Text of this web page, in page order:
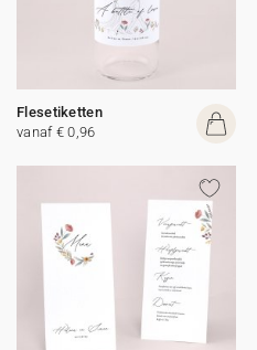
Flesetiketten
vanaf € 0,96